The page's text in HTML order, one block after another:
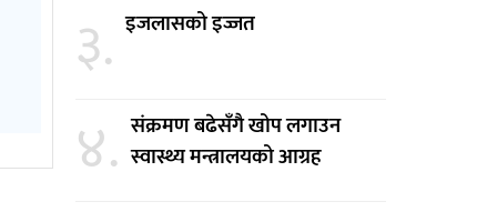
३. इजलासको इज्जत
४. संक्रमण बढेसँगै खोप लगाउन
स्वास्थ्य मन्त्रालयको आग्रह